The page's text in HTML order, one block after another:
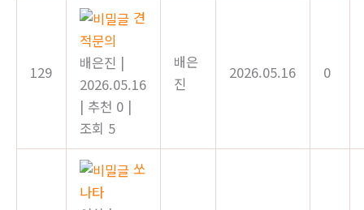
129
견
적문의
배은진 |
2026.05.16
| 추천 0 |
조회 5
배은
진
2026.05.16 0
쏘
나타